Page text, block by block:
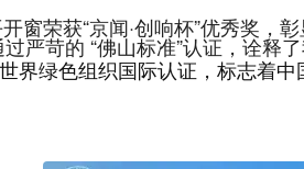
窗荣获“京闻·创响杯”优秀奖，
严苛的 “佛山标准”认证，诠释
界绿色组织国际认证，标志着中